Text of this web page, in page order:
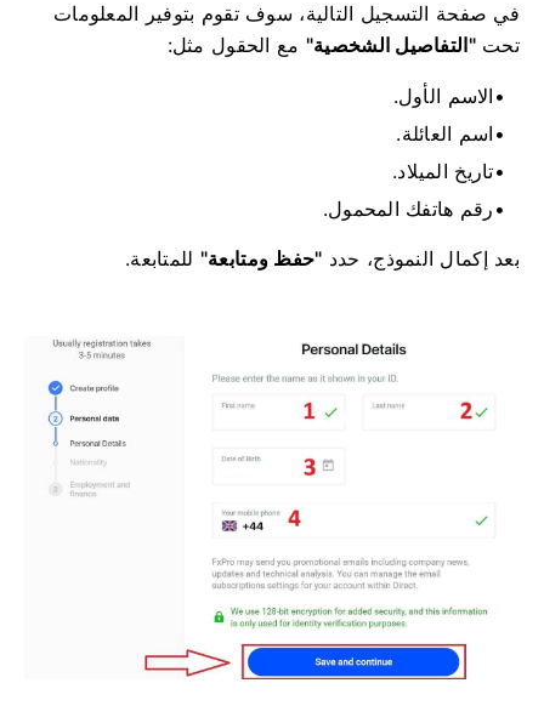
في صفحة التسجيل التالية، سوف تقوم بتوفير المعلومات
تحت"التفاصيل الشخصية" مع الحقول مثل:
الاسم الأول.
اسم العائلة.
تاريخ الميلاد.
رقم هاتفك المحمول.
بعد إكمال النموذج، حدد "حفظ ومتابعة" للمتابعة.